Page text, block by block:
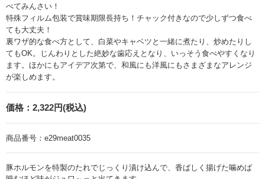
べてみんさい！
特殊フィルム包装で賞味期限長持ち！チャック付きなので少しずつ食べ
ても大丈夫！
裏ワザ的な食べ方として、白菜やキャベツと一緒に煮たり、炒めたりし
てもOK。じんわりとした絶妙な歯応えとなり、いっそう食べやすくなり
ます。ほかにもアイデア次第で、和風にも洋風にもさまざまなアレンジ
が楽しめます。
価格： 2,322円(税込)
商品番号： e29meat0035
豚ホルモンを特製のたれでじっくり漬け込んで、香ばしく揚げた噛めば